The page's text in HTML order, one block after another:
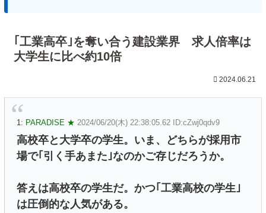
｢工業高卒｣を奪い合う建設業界 求人倍率は
大学生に比べ約10倍
2024.06.21
1: PARADISE ★ 2024/06/20(木) 22:38:05.62 ID:cZwj0qdv9
高校卒と大学卒の学生。いま、どちらが採用市
場で｢引く手あまた｣なのかご存じだろうか。
答えは高校卒の学生だ。かつ｢工業高校の学生｣
は圧倒的な人気がある。